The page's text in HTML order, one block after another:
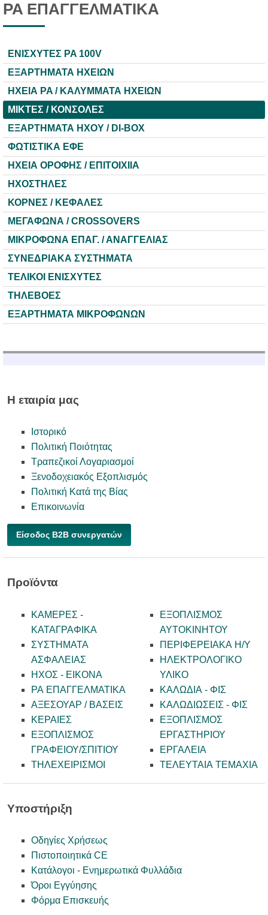
PA ΕΠΑΓΓΕΛΜΑΤΙΚΑ
ΕΝΙΣΧΥΤΕΣ PA 100V
ΕΞΑΡΤΗΜΑΤΑ ΗΧΕΙΩΝ
ΗΧΕΙΑ PA / ΚΑΛΥΜΜΑΤΑ ΗΧΕΙΩΝ
ΜΙΚΤΕΣ / ΚΟΝΣΟΛΕΣ
ΕΞΑΡΤΗΜΑΤΑ HXOY / DI-BOX
ΦΩΤΙΣΤΙΚΑ ΕΦΕ
ΗΧΕΙΑ ΟΡΟΦΗΣ / ΕΠΙΤΟΙΧΙΙΑ
ΗΧΟΣΤΗΛΕΣ
ΚΟΡΝΕΣ / ΚΕΦΑΛΕΣ
ΜΕΓΑΦΩΝΑ / CROSSOVERS
ΜΙΚΡΟΦΩΝΑ ΕΠΑΓ. / ΑΝΑΓΓΕΛΙΑΣ
ΣΥΝΕΔΡΙΑΚΑ ΣΥΣΤΗΜΑΤΑ
ΤΕΛΙΚΟΙ ΕΝΙΣΧΥΤΕΣ
ΤΗΛΕΒΟΕΣ
ΕΞΑΡΤΗΜΑΤΑ ΜΙΚΡΟΦΩΝΩΝ
Η εταιρία μας
Ιστορικό
Πολιτική Ποιότητας
Τραπεζικοί Λογαριασμοί
Ξενοδοχειακός Εξοπλισμός
Πολιτική Κατά της Βίας
Επικοινωνία
Είσοδος B2B συνεργατών
Προϊόντα
ΚΑΜΕΡΕΣ -
KATAΓΡΑΦΙΚΑ
ΣΥΣΤΗΜΑΤΑ
ΑΣΦΑΛΕΙΑΣ
ΗΧΟΣ - ΕΙΚΟΝΑ
PA ΕΠΑΓΓΕΛΜΑΤΙΚΑ
ΑΞΕΣΟΥΑΡ / ΒΑΣΕΙΣ
ΚΕΡΑΙΕΣ
ΕΞΟΠΛΙΣΜΟΣ
ΓΡΑΦΕΙΟΥ/ΣΠΙΤΙΟΥ
ΤΗΛΕΧΕΙΡΙΣΜΟΙ
ΕΞΟΠΛΙΣΜΟΣ
ΑΥΤΟΚΙΝΗΤΟΥ
ΠΕΡΙΦΕΡΕΙΑΚΑ Η/Υ
ΗΛΕΚΤΡΟΛΟΓΙΚΟ
ΥΛΙΚΟ
ΚΑΛΩΔΙΑ - ΦΙΣ
ΚΑΛΩΔΙΩΣΕΙΣ - ΦΙΣ
ΕΞΟΠΛΙΣΜΟΣ
ΕΡΓΑΣΤΗΡΙΟΥ
ΕΡΓΑΛΕΙΑ
ΤΕΛΕΥΤΑΙΑ ΤΕΜΑΧΙΑ
Υποστήριξη
Οδηγίες Χρήσεως
Πιστοποιητικά CE
Κατάλογοι - Ενημερωτικά Φυλλάδια
Όροι Εγγύησης
Φόρμα Επισκευής